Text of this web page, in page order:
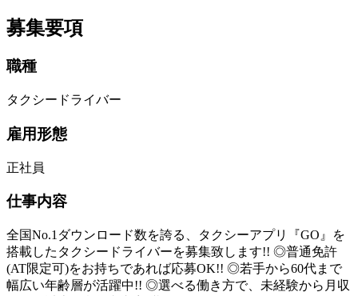
募集要項
職種
タクシードライバー
雇用形態
正社員
仕事内容
全国No.1ダウンロード数を誇る、タクシーアプリ『GO』を
搭載したタクシードライバーを募集致します!! ◎普通免許
(AT限定可)をお持ちであれば応募OK!! ◎若手から60代まで
幅広い年齢層が活躍中!! ◎選べる働き方で、未経験から月収